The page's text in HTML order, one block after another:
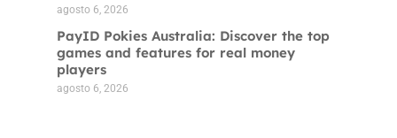
agosto 6, 2026
PayID Pokies Australia: Discover the top
games and features for real money
players
agosto 6, 2026